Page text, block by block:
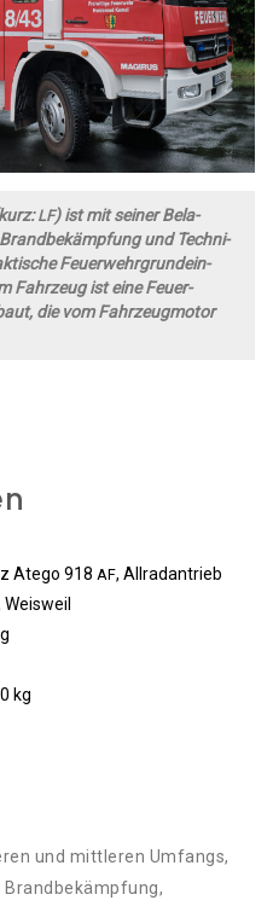
LF) ist mit sei­ner Bela­
und Tech­ni­
Feu­er­wehr­grund­ein­
Fahr­zeug ist eine Feu­er­
die vom Fahr­zeug­mo­tor
Ate­go 918 AF, Allradantrieb
kg
und mitt­le­ren Umfangs,